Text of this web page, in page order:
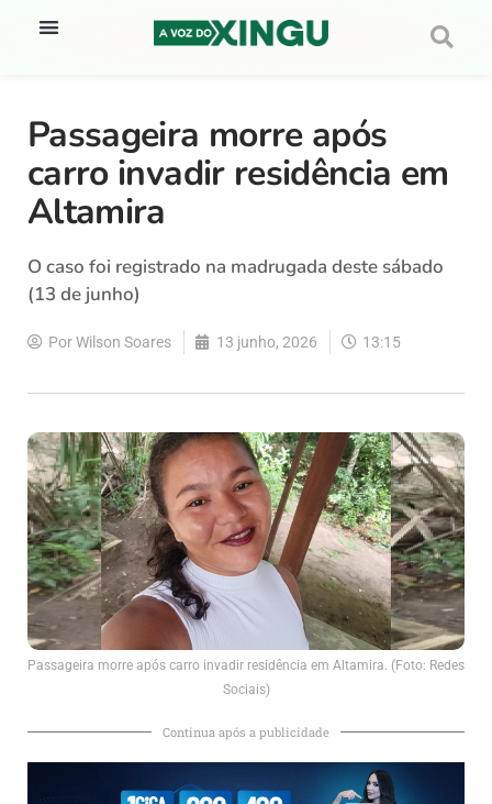
Passageira morre após
carro invadir residência em
Altamira
O caso foi registrado na madrugada deste sábado
(13 de junho)
PorWilson Soares 13 junho, 2026 13:15
Passageira morre após carro invadir residência em Altamira. (Foto: Redes
Sociais)
Continua após a publicidade